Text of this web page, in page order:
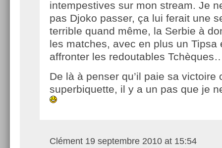
intempestives sur mon stream. Je
pas Djoko passer, ça lui ferait une
terrible quand même, la Serbie à
les matches, avec en plus un Tipsa
affronter les redoutables
De là à penser qu’il paie sa victoire
superbiquette, il y a un pas que je
Clément 19 septembre 2010 at 15:54